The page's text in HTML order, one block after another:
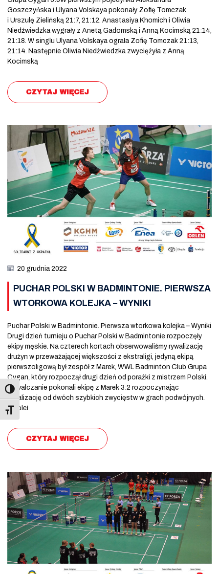
Toggle Font size
Goszczyńska i Ulyana Volskaya pokonały Zofię Tomczak
i Urszulę Zielińską 21:7, 21:12. Anastasiya Khomich i Oliwia
Niedźwiedzka wygrały z Anetą Gadomską i Anną Kocimską 21:14,
21:18. W singlu Ulyana Volskaya ograła Zofię Tomczak 21:13,
21:14. Następnie Oliwia Niedźwiedzka zwyciężyła z Anną
Kocimską
CZYTAJ WIĘCEJ
20 grudnia 2022
PUCHAR POLSKI W BADMINTONIE. PIERWSZA
WTORKOWA KOLEJKA – WYNIKI
Puchar Polski w Badmintonie. Pierwsza wtorkowa kolejka – Wyniki
Drugi dzień turnieju o Puchar Polski w Badmintonie rozpoczęły
ekipy męskie. Na czterech kortach obserwowaliśmy rywalizację
drużyn w przeważającej większości z ekstraligi, jedyną ekipą
pierwszoligową był zespół z Marek, WWL Badminton Club Grupa
Cygan, który rozpoczął drugi dzień od porażki z mistrzem Polski.
Suwalczanie pokonali ekipę z Marek 3:2 rozpoczynając
rywalizację od dwóch szybkich zwycięstw w grach podwójnych.
Z kolei
CZYTAJ WIĘCEJ